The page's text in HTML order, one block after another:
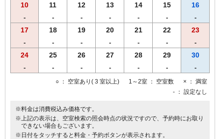
10
-
11
-
12
-
13
-
14
-
15
-
16
-
17
-
18
-
19
-
20
-
21
-
22
-
23
-
24
-
25
-
26
-
27
-
28
-
29
-
30
-
○ ： 空室あり( 3 室以上) 1～2室 ： 空室数 × ： 満室
- ： 設定なし
※料金は消費税込み価格です。
※上記の表示は、空室検索の照会時点の状況ですので、予約時にお取り
できない場合もございます。
※日付をタッチすると料金・予約ボタンが表示されます。